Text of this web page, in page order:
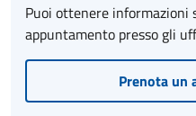
Puoi ottenere informazioni
appuntamento presso gli
Prenota un